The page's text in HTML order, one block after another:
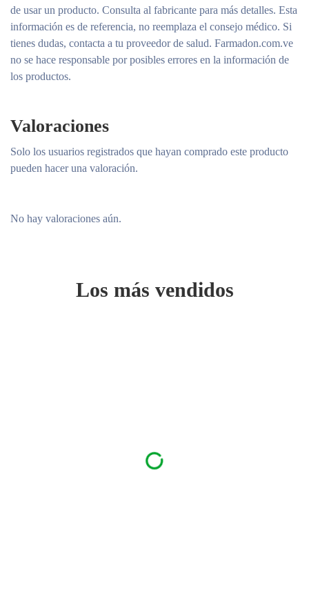
de usar un producto. Consulta al fabricante para más detalles. Esta
información es de referencia, no reemplaza el consejo médico. Si
tienes dudas, contacta a tu proveedor de salud. Farmadon.com.ve
no se hace responsable por posibles errores en la información de
los productos.
Valoraciones
No hay valoraciones aún.
Solo los usuarios registrados que hayan comprado este producto
pueden hacer una valoración.
Los más vendidos